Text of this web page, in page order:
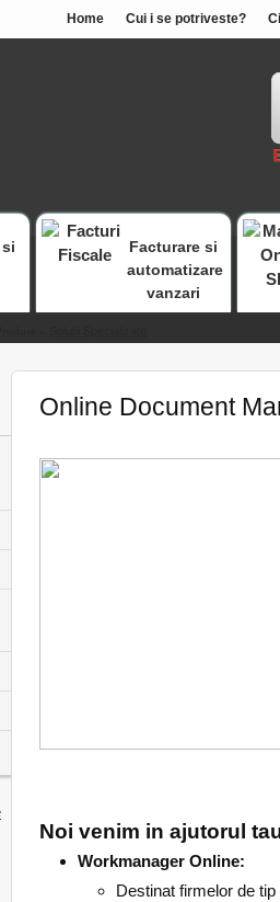
Home Cui i se potriveste?
Facturare si
automatizare
vanzari
Online Document
Noi venim in ajutorul
Workmanager Online:
Destinat firmelor de tip